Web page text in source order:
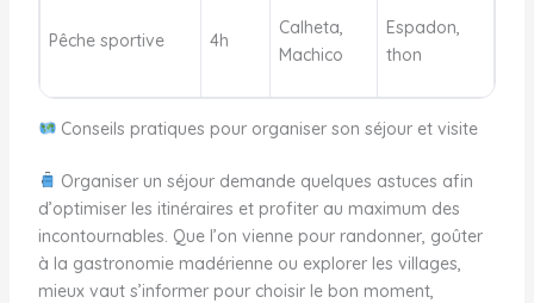
Pêche sportive 4h
Calheta,
Machico
Espadon,
thon
Conseils pratiques pour organiser son séjour et visite
Organiser un séjour demande quelques astuces afin
d’optimiser les itinéraires et profiter au maximum des
incontournables. Que l’on vienne pour randonner, goûter
à la gastronomie madérienne ou explorer les villages,
mieux vaut s’informer pour choisir le bon moment,